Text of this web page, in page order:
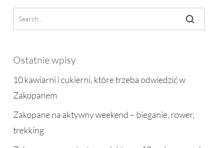
Ostatnie wpisy
10 kawiarni i cukierni, które trzeba odwiedzić w
Zakopanem
Zakopane na aktywny weekend – bieganie, rower,
trekking